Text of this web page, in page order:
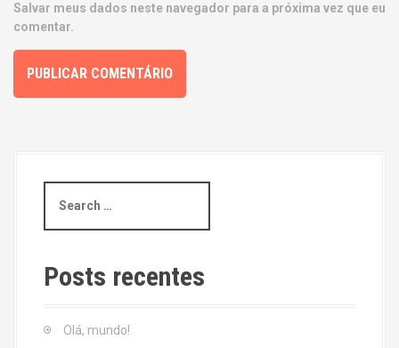
Salvar meus dados neste navegador para a próxima vez que eu
comentar.
a
c
h
Posts recentes
Olá, mundo!